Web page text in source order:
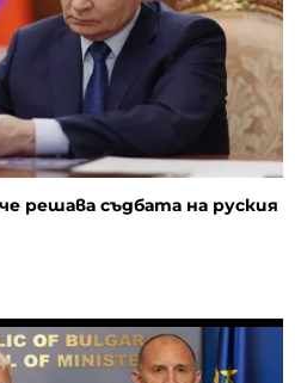
решава съдбата на руския